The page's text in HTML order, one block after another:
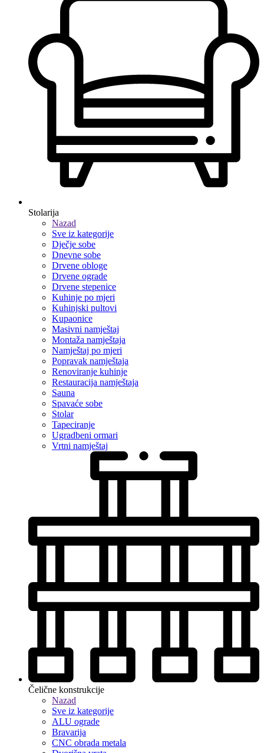
Stolarija
Nazad
Sve iz kategorije
Dječje sobe
Dnevne sobe
Drvene obloge
Drvene ograde
Drvene stepenice
Kuhinje po mjeri
Kuhinjski pultovi
Kupaonice
Masivni namještaj
Montaža namještaja
Namještaj po mjeri
Popravak namještaja
Renoviranje kuhinje
Restauracija namještaja
Sauna
Spavaće sobe
Stolar
Tapeciranje
Ugradbeni ormari
Vrtni namještaj
Čelične konstrukcije
Nazad
Sve iz kategorije
ALU ograde
Bravarija
CNC obrada metala